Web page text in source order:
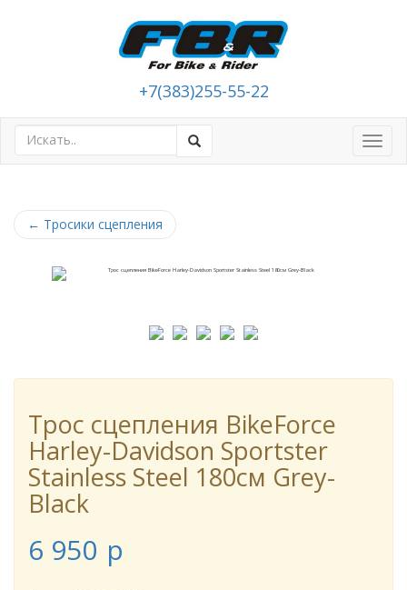
+7(383)255-55-22
← Тросики сцепления
Трос сцепления BikeForce
Harley-Davidson Sportster
Stainless Steel 180см Grey-
Black
6 950 p